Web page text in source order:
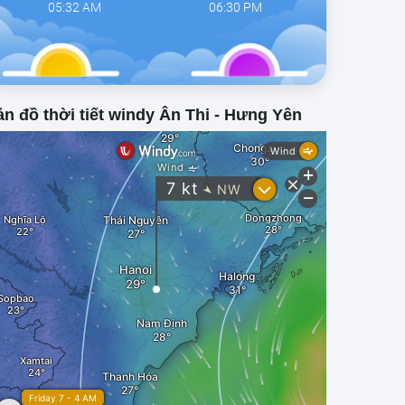
05:32 AM 06:30 PM
đồ thời tiết windy Ân Thi - Hưng Yên